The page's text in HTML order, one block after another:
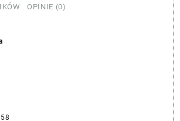
OPINIE (0)